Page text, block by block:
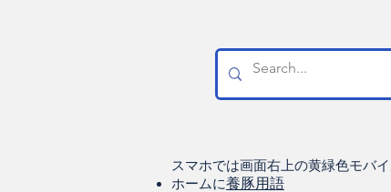
スマホでは画面右上の黄緑色モバ
ホームに養豚用語